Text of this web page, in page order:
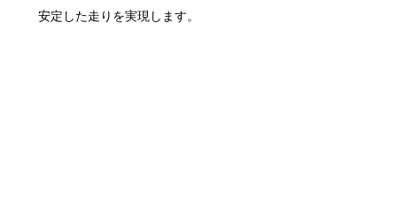
安定した走りを実現します。